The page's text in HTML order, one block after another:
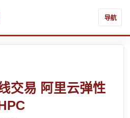
导航
交易 阿里云弹性